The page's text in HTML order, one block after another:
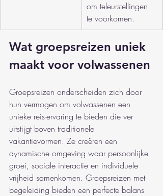
om teleurstellingen
te voorkomen.
Wat groepsreizen uniek
maakt voor volwassenen
Groepsreizen onderscheiden zich door
hun vermogen om volwassenen een
unieke reis-ervaring te bieden die ver
uitstijgt boven traditionele
vakantievormen. Ze creëren een
dynamische omgeving waar persoonlijke
groei, sociale interactie en individuele
vrijheid samenkomen. Groepsreizen met
begeleiding bieden een perfecte balans